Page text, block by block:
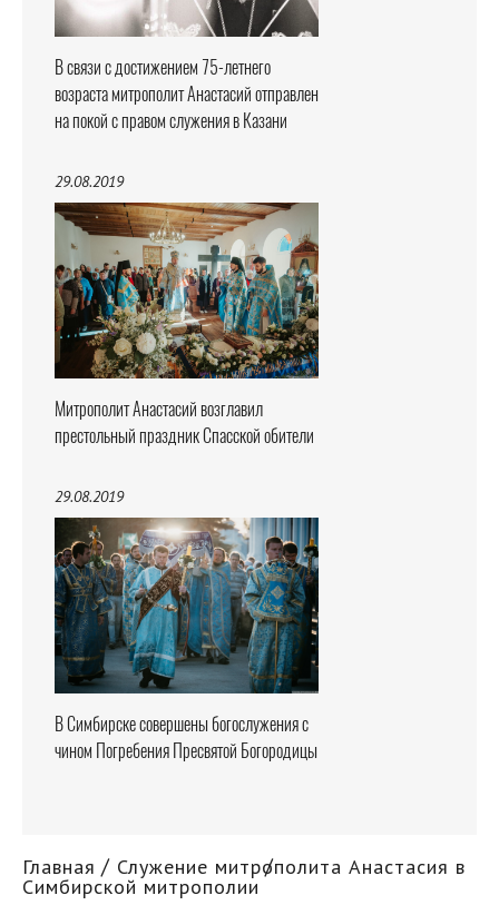
В связи с достижением 75-летнего
возраста митрополит Анастасий отправлен
на покой с правом служения в Казани
29.08.2019
Митрополит Анастасий возглавил
престольный праздник Спасской обители
29.08.2019
В Симбирске совершены богослужения с
чином Погребения Пресвятой Богородицы
Главная Служение митрополита Анастасия в
Симбирской митрополии